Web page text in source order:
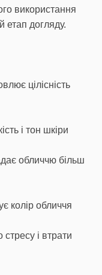
використання
етап догляду.
цілісність
і тон шкіри
обличчю більш
колір обличчя
і втрати